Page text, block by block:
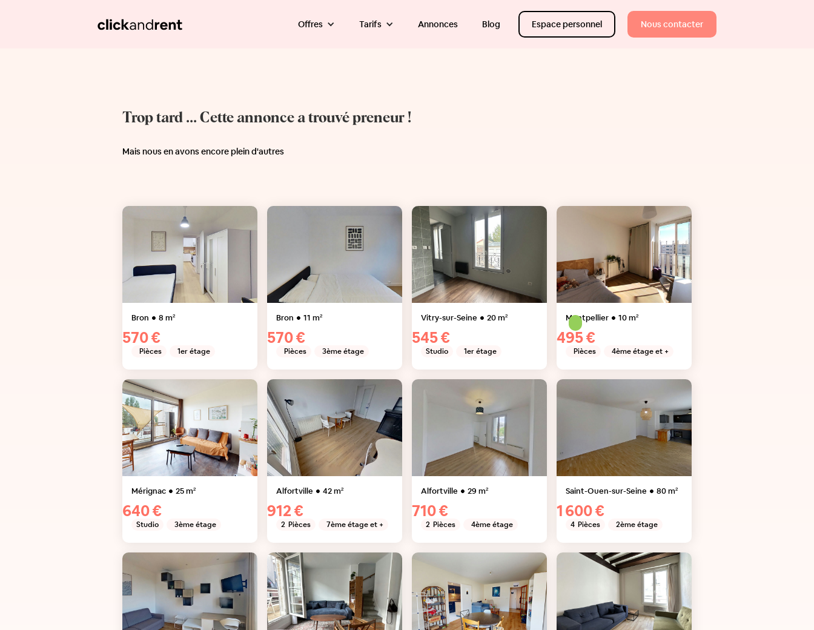
Offres Tarifs Annonces Blog Espace personnel Nous contacter
Trop tard ... Cette annonce a trouvé preneur !
Mais nous en avons encore plein d'autres
Bron 8 m²
570 €
Pièces 1er étage
Bron 11 m²
570 €
Pièces 3ème étage
Vitry-sur-Seine 20m²
545 €
Studio 1er étage
Montpellier 10m²
495 €
Pièces 4ème étage et +
Mérignac 25m²
640 €
Studio 3ème étage
Alfortville 42m²
912 €
2 Pièces 7ème étage et +
Alfortville 29 m²
710 €
2 Pièces 4ème étage
Saint-Ouen-sur-Seine 80m²
1 600 €
4 Pièces 2ème étage